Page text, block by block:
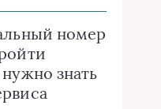
номер
знать